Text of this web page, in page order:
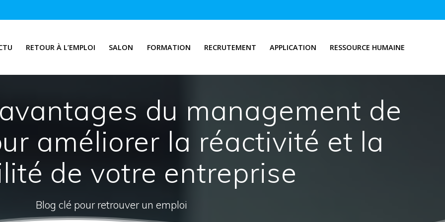
RETOUR À L’EMPLOI SALON FORMATION RECRUTEMENT APPLICATION RESSOURCE HUMAINE
du management de
améliorer la réactivité et la
de votre entreprise
Blog clé pour retrouver un emploi